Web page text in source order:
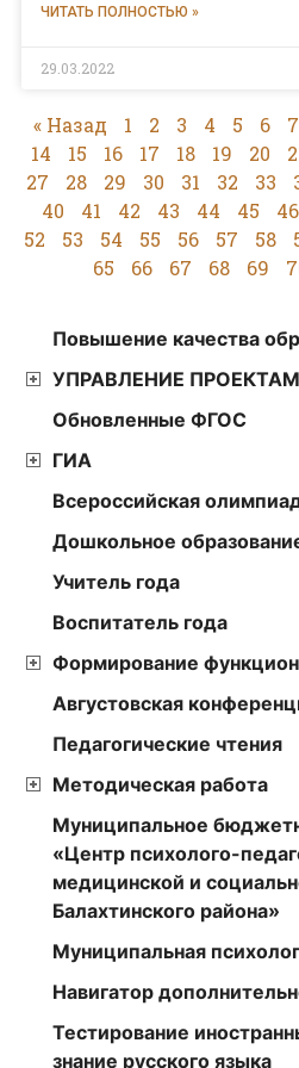
ЧИТАТЬ ПОЛНОСТЬЮ »
29.03.2022
« Назад 1 2 3 4 5 6 7
14
15 16 17 18 19 20
27
28 29 30 31 32 33
40
41 42 43 44 45 46
52
53 54 55 56 57 58
65
66 67 68 69
Повышение качества
УПРАВЛЕНИЕ
Обновленные ФГОС
ГИА
Всероссийская
Дошкольное
Учитель года
Воспитатель года
Формирование
Августовская
Педагогические чтения
Методическая работа
Муниципальное
«Центр психолого-
медицинской и
Балахтинского района»
Муниципальная
Навигатор
Тестирование
знание русского языка